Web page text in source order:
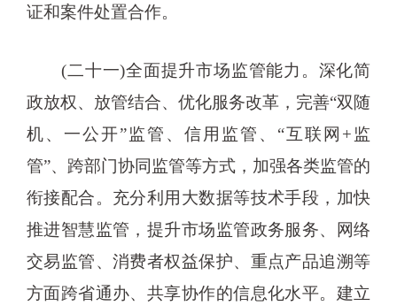
证和案件处置合作。
(二十一)全面提升市场监管能力。深化简
政放权、放管结合、优化服务改革，完善“双随
机、一公开”监管、信用监管、“互联网+监
管”、跨部门协同监管等方式，加强各类监管的
衔接配合。充分利用大数据等技术手段，加快
推进智慧监管，提升市场监管政务服务、网络
交易监管、消费者权益保护、重点产品追溯等
方面跨省通办、共享协作的信息化水平。建立